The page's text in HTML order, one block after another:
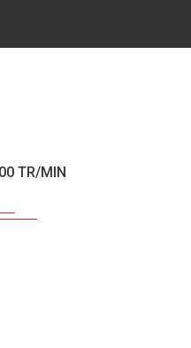
TR/MIN